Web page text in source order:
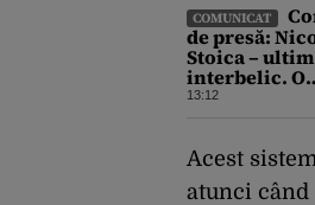
COMUNICAT
de presă:
Stoica –
interbelic. O
recuperare
13:12
Acest
atunci când